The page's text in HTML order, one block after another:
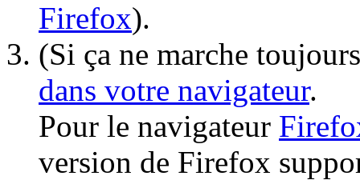
Firefox).
(Si ça ne marche
dans votre navigateur.
Pour le navigateur
version de Firefox